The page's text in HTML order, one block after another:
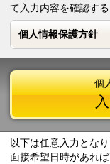
て入力内容を確認す
個人情報保護方針
個人情報保護方針
個
以下は任意入力となり
面接希望日時があれば